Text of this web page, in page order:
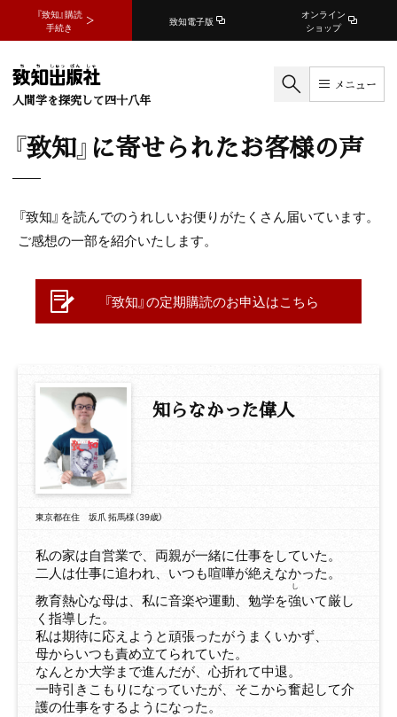
『致知』購読
手続き
致知電子版
オンライン
ショップ
人間学を探究して四十八年
メニュー
『致知』に寄せられたお客様の声
『致知』を読んでのうれしいお便りがたくさん届いています。
ご感想の一部を紹介いたします。
『致知』の定期購読のお申込はこちら
知らなかった偉人
東京都在住 坂爪 拓馬様（39歳）
私の家は自営業で、両親が一緒に仕事をしていた。
二人は仕事に追われ、いつも喧嘩が絶えなかった。
教育熱心な母は、私に音楽や運動、勉学を強
し
いて厳し
く指導した。
私は期待に応えようと頑張ったがうまくいかず、
母からいつも責め立てられていた。
なんとか大学まで進んだが、心折れて中退。
一時引きこもりになっていたが、そこから奮起して介
護の仕事をするようになった。